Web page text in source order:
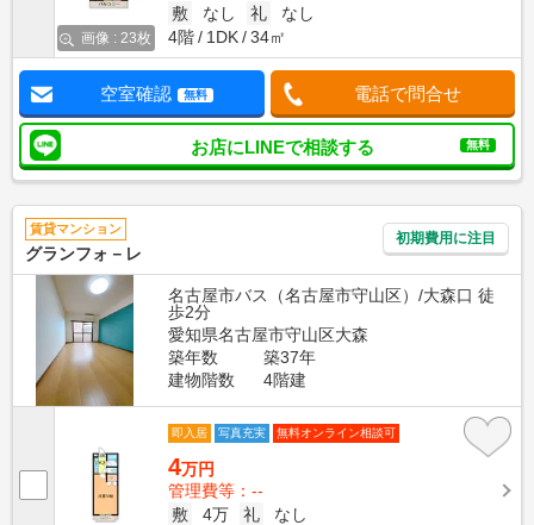
画像 : 23枚
敷
なし 礼
なし
4階
1DK 34㎡
空室確認 無料 電話で問合せ
お店にLINEで相談する 無料
賃貸マンション
グランフォ－レ
初期費用に注目
名古屋市バス（名古屋市守山区）/大森口 徒
歩2分
愛知県名古屋市守山区大森
築年数
築37年
建物階数
4階建
即入居 写真充実 無料オンライン相談可
4万円
管理費等：--
敷
4万 礼
なし